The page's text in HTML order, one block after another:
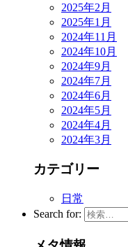
2025年2月
2025年1月
2024年11月
2024年10月
2024年9月
2024年7月
2024年6月
2024年5月
2024年4月
2024年3月
カテゴリー
日常
Search for: